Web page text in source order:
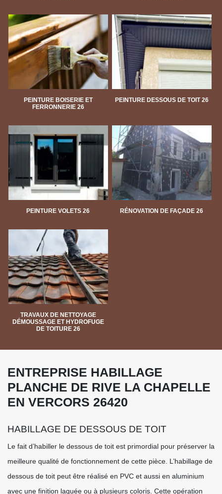
PEINTURE BOISERIE ET
FERRONNERIE 26
PEINTURE DESSOUS DE TOIT 26
PEINTURE VOLETS 26 RÉNOVATION DE FAÇADE 26
TRAVAUX DE NETTOYAGE
DÉMOUSSAGE ET HYDROFUGE
DE TOITURE 26
ENTREPRISE HABILLAGE
PLANCHE DE RIVE LA CHAPELLE
EN VERCORS 26420
HABILLAGE DE DESSOUS DE TOIT
Le fait d’habiller le dessous de toit est primordial pour préserver la
meilleure qualité de fonctionnement de cette pièce. L’habillage de
dessous de toit peut être réalisé en PVC et aussi en aluminium
avec une finition laquée ou à plusieurs coloris. Cette opération